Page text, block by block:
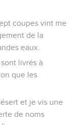
coupes vint me
de la
eaux.
livrés à
que les
et je vis une
de noms